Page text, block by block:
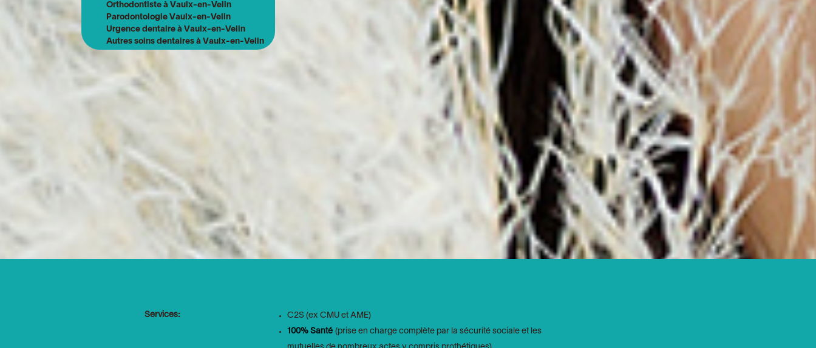
Orthodontiste à Vaulx-en-Velin
Parodontologie Vaulx-en-Velin
Urgence dentaire à Vaulx-en-Velin
Autres soins dentaires à Vaulx-en-Velin
Services:
C2S (ex CMU et AME)
100% Santé (prise en charge complète par la sécurité sociale et les